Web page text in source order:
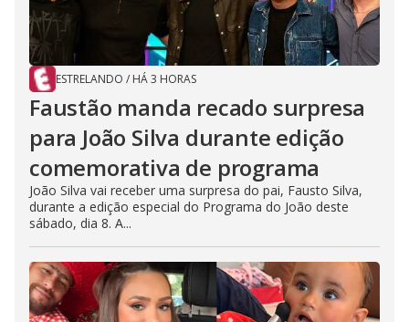
ESTRELANDO / HÁ 3 HORAS
Faustão manda recado surpresa
para João Silva durante edição
comemorativa de programa
João Silva vai receber uma surpresa do pai, Fausto Silva,
durante a edição especial do Programa do João deste
sábado, dia 8. A...